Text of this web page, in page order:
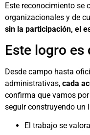
Este reconocimiento se
organizacionales y de
sin la participación, el
Este logro es
Desde campo hasta
administrativas, cada
confirma que vamos
seguir construyendo un
El trabajo se valora